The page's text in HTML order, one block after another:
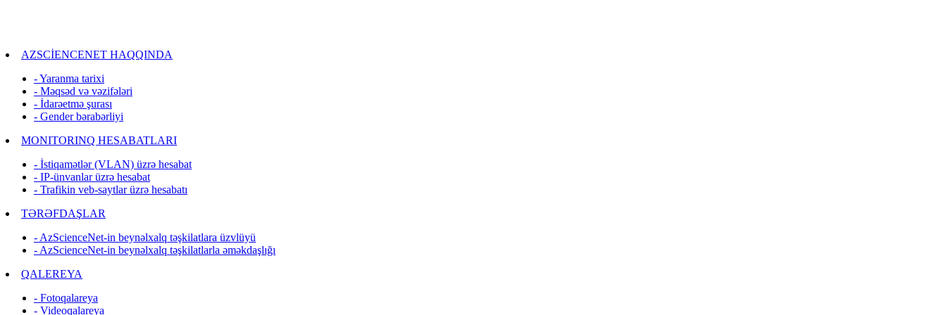
AZSCİENCENET HAQQINDA
- Yaranma tarixi
- Məqsəd və vəzifələri
- İdarəetmə şurası
- Gender bərabərliyi
MONITORINQ HESABATLARI
- İstiqamətlər (VLAN) üzrə hesabat
- IP-ünvanlar üzrə hesabat
- Trafikin veb-saytlar üzrə hesabatı
TƏRƏFDAŞLAR
- AzScienceNet-in beynəlxalq təşkilatlara üzvlüyü
- AzScienceNet-in beynəlxalq təşkilatlarla əməkdaşlığı
QALEREYA
- Fotoqalareya
- Videoqalareya